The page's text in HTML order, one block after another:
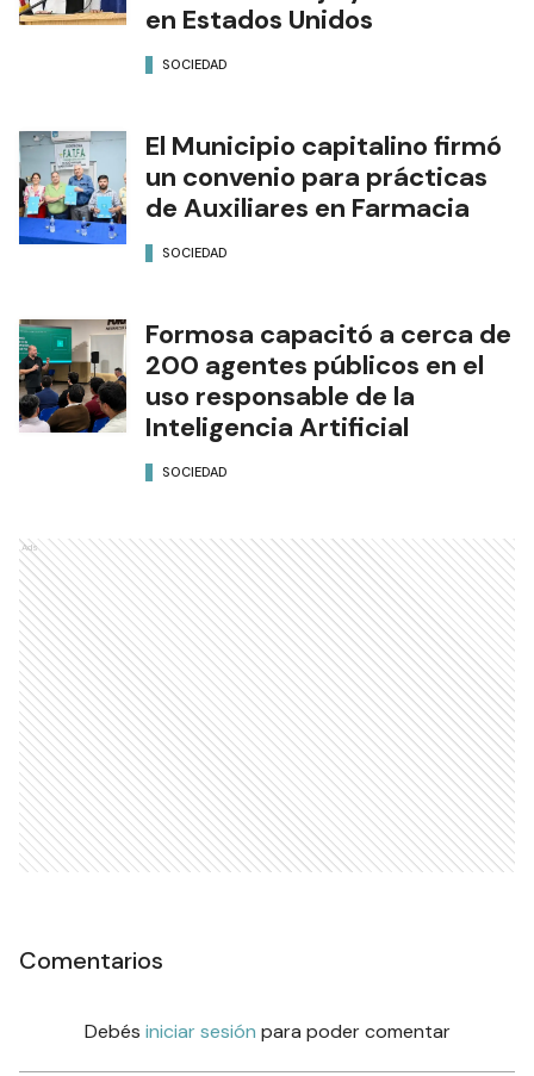
en Estados Unidos
SOCIEDAD
El Municipio capitalino firmó
un convenio para prácticas
de Auxiliares en Farmacia
SOCIEDAD
Formosa capacitó a cerca de
200 agentes públicos en el
uso responsable de la
Inteligencia Artificial
SOCIEDAD
Ads
Comentarios
Debés iniciar sesión para poder comentar